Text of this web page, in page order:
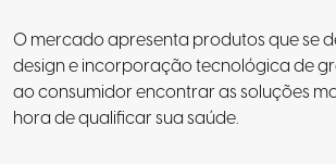
O mercado apresenta produtos que se
design e incorporação tecnológica de
ao consumidor encontrar as soluções
hora de qualificar sua saúde.